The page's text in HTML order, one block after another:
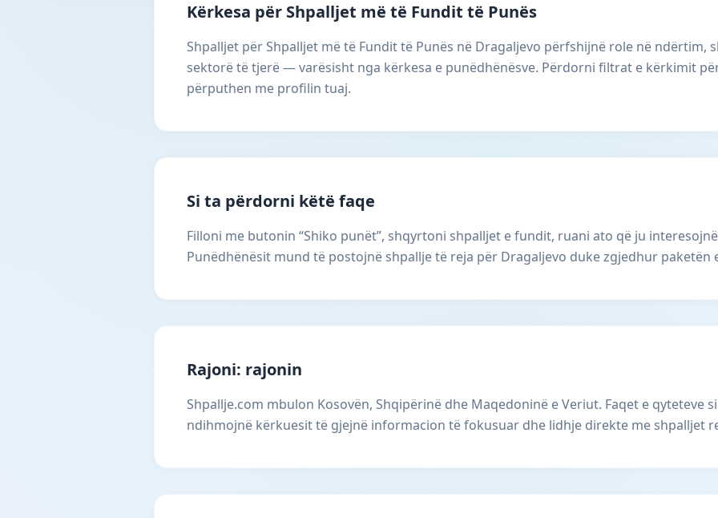
Kërkesa për Shpalljet më të Fundit të Punës
Shpalljet për Shpalljet më të Fundit të Punës në Dragaljevo përfshijnë role në ndërtim,
sektorë të tjerë — varësisht nga kërkesa e punëdhënësve. Përdorni filtrat e kërkimit
përputhen me profilin tuaj.
Si ta përdorni këtë faqe
Filloni me butonin “Shiko punët”, shqyrtoni shpalljet e fundit, ruani ato që ju
Punëdhënësit mund të postojnë shpallje të reja për Dragaljevo duke zgjedhur paketën
Rajoni: rajonin
Shpallje.com mbulon Kosovën, Shqipërinë dhe Maqedoninë e Veriut. Faqet e qyteteve
ndihmojnë kërkuesit të gjejnë informacion të fokusuar dhe lidhje direkte me shpalljet